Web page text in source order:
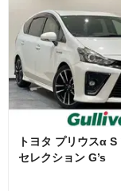
絵文字は投稿時に削除
Captcha
トヨタ プリウスα S
セレクション G’s